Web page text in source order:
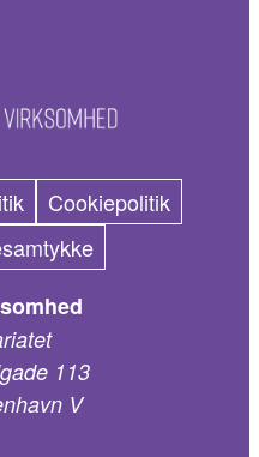
Cookiepolitik
113
V